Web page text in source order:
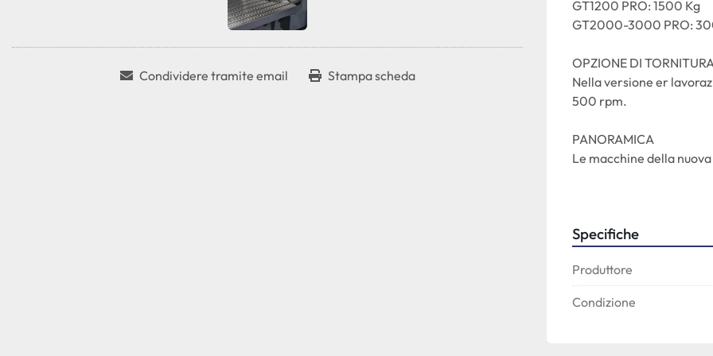
Condividere tramite email Stampa scheda
GT1200 PRO: 1500 Kg
GT2000-3000 PRO:
OPZIONE DI
Nella versione er
500 rpm.
PANORAMICA
Le macchine della
caratterizzate da un
sottoposte ad un
dinamiche e di
elevati livelli di finitura
Specifiche
Produttore
Condizione